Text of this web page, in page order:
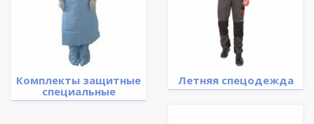
Комплекты защитные
специальные
Летняя спецодежда